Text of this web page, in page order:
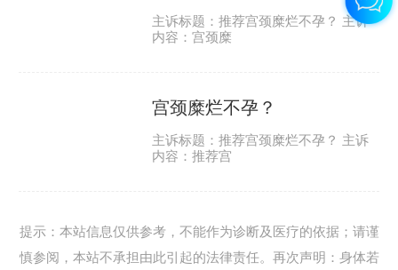
主诉标题：推荐宫颈糜烂不孕？ 主诉
内容：宫颈糜
宫颈糜烂不孕？
主诉标题：推荐宫颈糜烂不孕？ 主诉
内容：推荐宫
提示：本站信息仅供参考，不能作为诊断及医疗的依据；请谨
慎参阅，本站不承担由此引起的法律责任。再次声明：身体若